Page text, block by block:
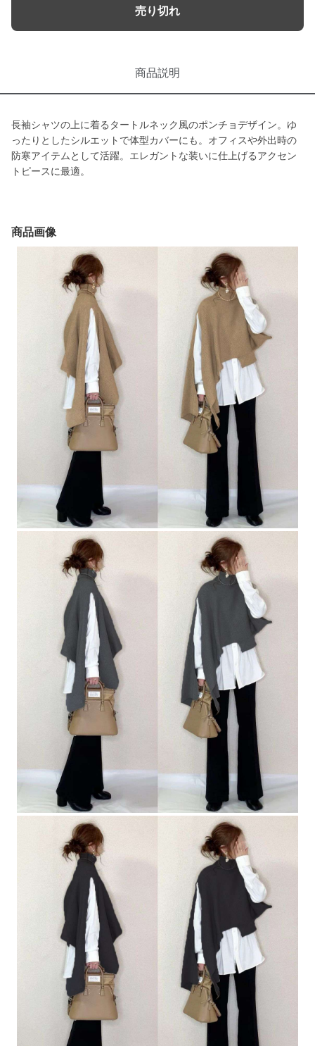
売り切れ
商品説明
長袖シャツの上に着るタートルネック風のポンチョデザイン。ゆ
ったりとしたシルエットで体型カバーにも。オフィスや外出時の
防寒アイテムとして活躍。エレガントな装いに仕上げるアクセン
トピースに最適。
商品画像